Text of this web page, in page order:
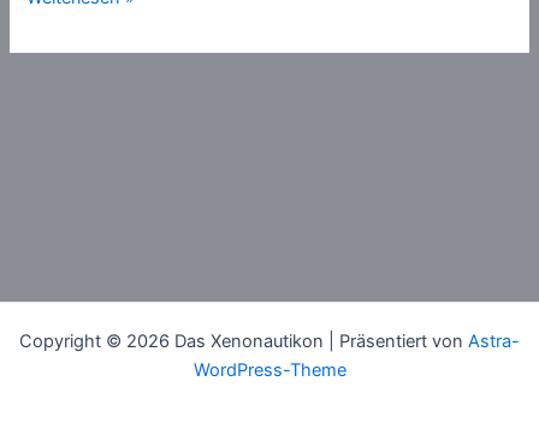
Copyright © 2026 Das Xenonautikon | Präsentiert von Astra-
WordPress-Theme